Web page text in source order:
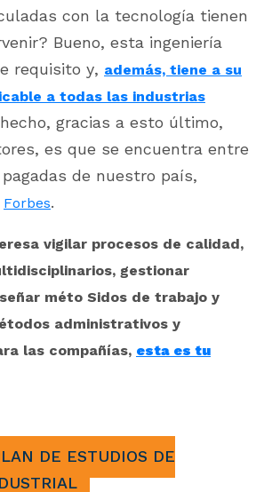
con la tecnología tienen
Bueno, esta ingeniería
requisito y, además, tiene a su
a todas las industrias
gracias a esto último,
es que se encuentra entre
de nuestro país,
Forbes.
vigilar procesos de calidad,
gestionar
méto Sidos de trabajo y
administrativos y
las compañías, esta es tu
DE ESTUDIOS DE